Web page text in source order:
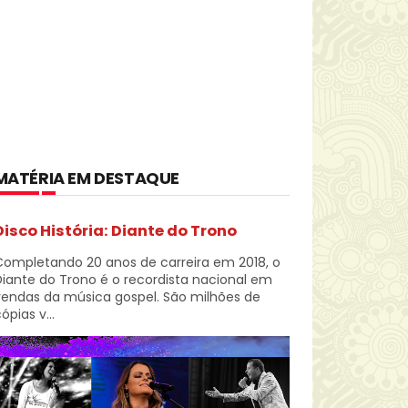
EM DESTAQUE
História: Diante do Trono
20 anos de carreira em 2018, o
do Trono é o recordista nacional em
da música gospel. São milhões de
v...